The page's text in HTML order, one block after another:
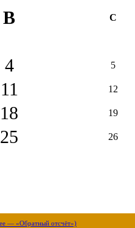
В С
4 5
11 12
18 19
25 26
— «Обратный отсчёт»)